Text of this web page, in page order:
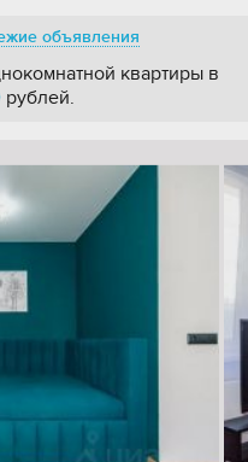
объявления
квартиры в
рублей.